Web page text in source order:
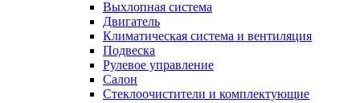
Выхлопная система
Двигатель
Климатическая система и вентиляция
Подвеска
Рулевое управление
Салон
Стеклоочистители и комплектующие